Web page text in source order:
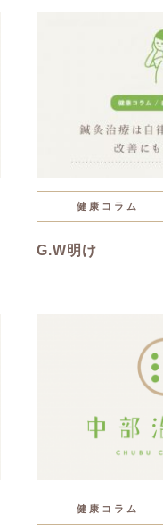
健康コラム
G.W明け
健康コラム